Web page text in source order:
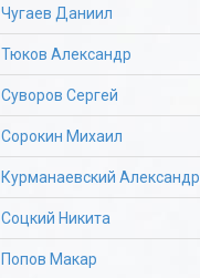
Чугаев Даниил
Тюков Александр
Суворов Сергей
Сорокин Михаил
Курманаевский Александр
Соцкий Никита
Попов Макар